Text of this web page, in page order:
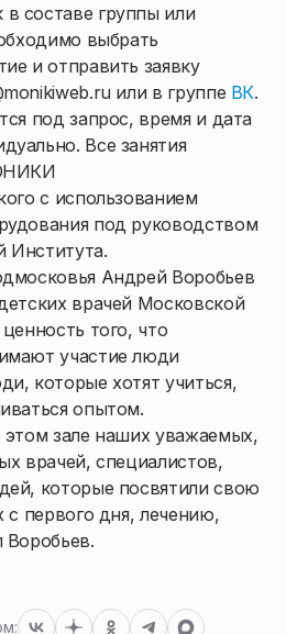
составе группы или
выбрать
и отправить заявку
или в группе ВК.
под запрос, время и дата
Все занятия
с использованием
под руководством
Института.
Андрей Воробьев
врачей Московской
того, что
участие люди
которые хотят учиться,
опытом.
зале наших уважаемых,
врачей, специалистов,
которые посвятили свою
с первого дня, лечению,
Воробьев.